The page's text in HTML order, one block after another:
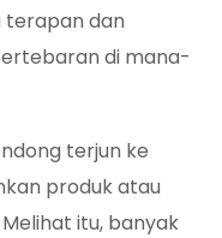
terapan dan
di mana-
terjun ke
produk atau
itu, banyak